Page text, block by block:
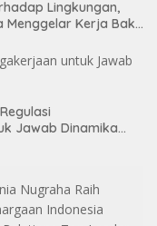
Lingkungan,
Menggelar Kerja Bakti
Jawab Dinamika